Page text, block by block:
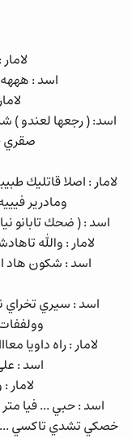
اسد : هههه
اسد: ( رجعها لعندو
صقري
لامار : اصلا قاتليك
ومادرير
اسد : ( ضحك تابانو
لامار : والله
اسد : شكون هاد
اسد : سيري تخراي
لامار : راه داويا
اسد :
لامار
خصكي تشدي تاكسي ...